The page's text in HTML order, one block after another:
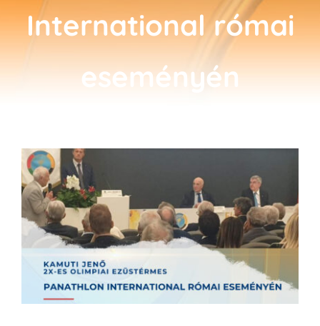
Események
Kapcsolat
International római
eseményén
View
Larger
Image